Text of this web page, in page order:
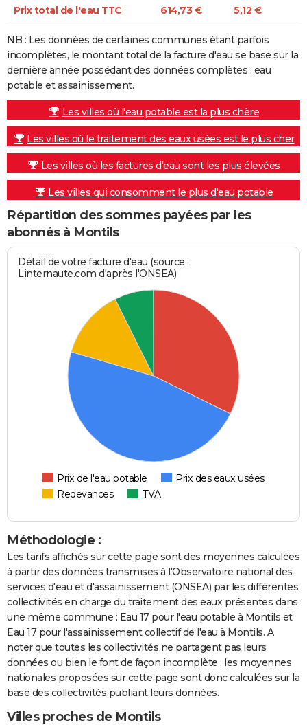
Prix total de l'eau TTC 614,73 € 5,12 €
NB : Les données de certaines communes étant parfois
incomplètes, le montant total de la facture d'eau se base sur la
dernière année possédant des données complètes : eau
potable et assainissement.
Les villes où l'eau potable est la plus chère
Les villes où le traitement des eaux usées est le plus cher
Les villes où les factures d'eau sont les plus élevées
Les villes qui consomment le plus d'eau potable
Répartition des sommes payées par les
abonnés à Montils
Détail de votre facture d'eau (source :
Linternaute.com d'après l'ONSEA)
Prix de l'eau potable
Prix des eaux usées
Redevances
TVA
Méthodologie :
Les tarifs affichés sur cette page sont des moyennes calculées
à partir des données transmises à l'Observatoire national des
services d'eau et d'assainissement (ONSEA) par les différentes
collectivités en charge du traitement des eaux présentes dans
une même commune : Eau 17 pour l'eau potable à Montils et
Eau 17 pour l'assainissement collectif de l'eau à Montils. A
noter que toutes les collectivités ne partagent pas leurs
données ou bien le font de façon incomplète : les moyennes
nationales proposées sur cette page sont donc calculées sur la
base des collectivités publiant leurs données.
Villes proches de Montils